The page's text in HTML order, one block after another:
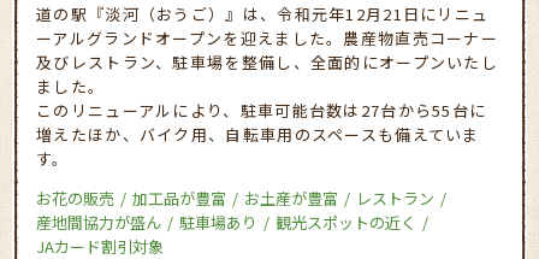
道の駅『淡河（おうご）』は、令和元年12月21日にリニュ
ーアルグランドオープンを迎えました。農産物直売コーナー
及びレストラン、駐車場を整備し、全面的にオープンいたし
ました。
このリニューアルにより、駐車可能台数は27台から55台に
増えたほか、バイク用、自転車用のスペースも備えていま
す。
お花の販売
加工品が豊富 お土産が豊富
レストラン
産地間協力が盛ん
駐車場あり
観光スポットの近く
JAカード割引対象